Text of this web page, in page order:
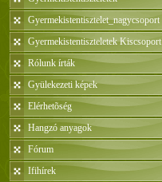
Gyermekistentisztelet_nagycsoport
Gyermekistentiszteletek Kiscsoport
Rólunk írták
Gyülekezeti képek
Elérhetõség
Hangzó anyagok
Fórum
Ifihírek